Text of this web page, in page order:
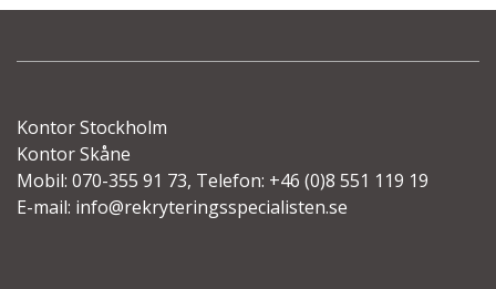
Kontor Stockholm
Kontor Skåne
Mobil: 070-355 91 73, Telefon: +46 (0)8 551 119 19
E-mail: info@rekryteringsspecialisten.se